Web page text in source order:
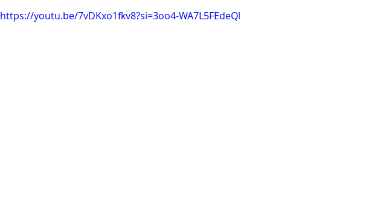
https://youtu.be/7vDKxo1fkv8?si=3oo4-WA7L5FEdeQl